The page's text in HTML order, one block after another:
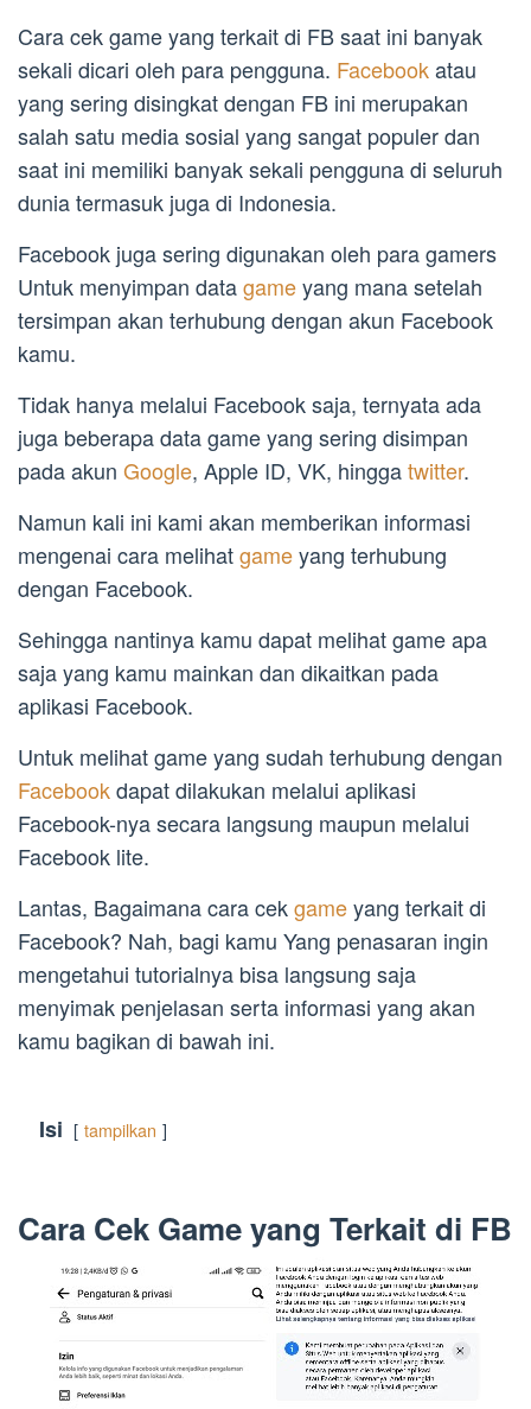
Cara cek game yang terkait di FB saat ini banyak
sekali dicari oleh para pengguna. Facebookatau
yang sering disingkat dengan FB ini merupakan
salah satu media sosial yang sangat populer dan
saat ini memiliki banyak sekali pengguna di seluruh
dunia termasuk juga di Indonesia.
Facebook juga sering digunakan oleh para gamers
Untuk menyimpan datagameyang mana setelah
tersimpan akan terhubung dengan akun Facebook
kamu.
Tidak hanya melalui Facebook saja, ternyata ada
juga beberapa data game yang sering disimpan
pada akun Google, Apple ID, VK, hinggatwitter.
Namun kali ini kami akan memberikan informasi
mengenai cara melihatgameyang terhubung
dengan Facebook.
Sehingga nantinya kamu dapat melihat game apa
saja yang kamu mainkan dan dikaitkan pada
aplikasi Facebook.
Untuk melihat game yang sudah terhubung dengan
Facebookdapat dilakukan melalui aplikasi
Facebook-nya secara langsung maupun melalui
Facebook lite.
Lantas, Bagaimana cara cekgameyang terkait di
Facebook? Nah, bagi kamu Yang penasaran ingin
mengetahui tutorialnya bisa langsung saja
menyimak penjelasan serta informasi yang akan
kamu bagikan di bawah ini.
Isi tampilkan
Cara Cek Game yang Terkait di FB